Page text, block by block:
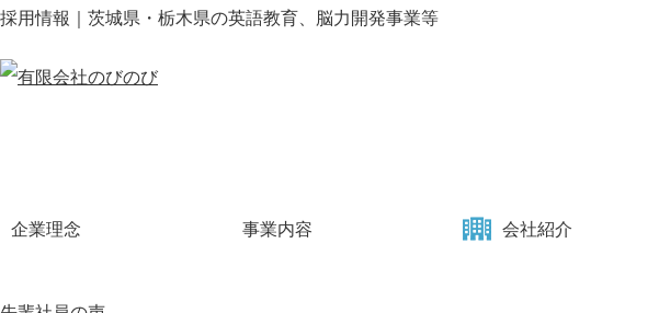
採用情報｜茨城県・栃木県の英語教育、脳力開発事業等
企業理念 事業内容 会社紹介